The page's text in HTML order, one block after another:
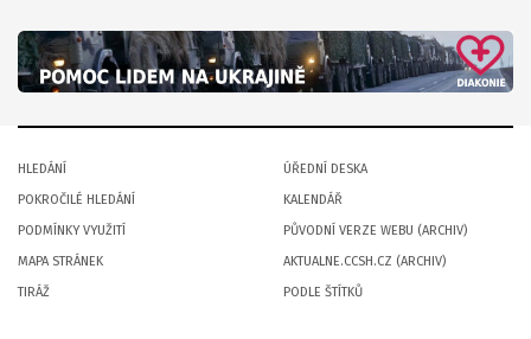
HLEDÁNÍ
POKROČILÉ HLEDÁNÍ
PODMÍNKY VYUŽITÍ
MAPA STRÁNEK
TIRÁŽ
ÚŘEDNÍ DESKA
KALENDÁŘ
PŮVODNÍ VERZE WEBU (ARCHIV)
AKTUALNE.CCSH.CZ (ARCHIV)
PODLE ŠTÍTKŮ